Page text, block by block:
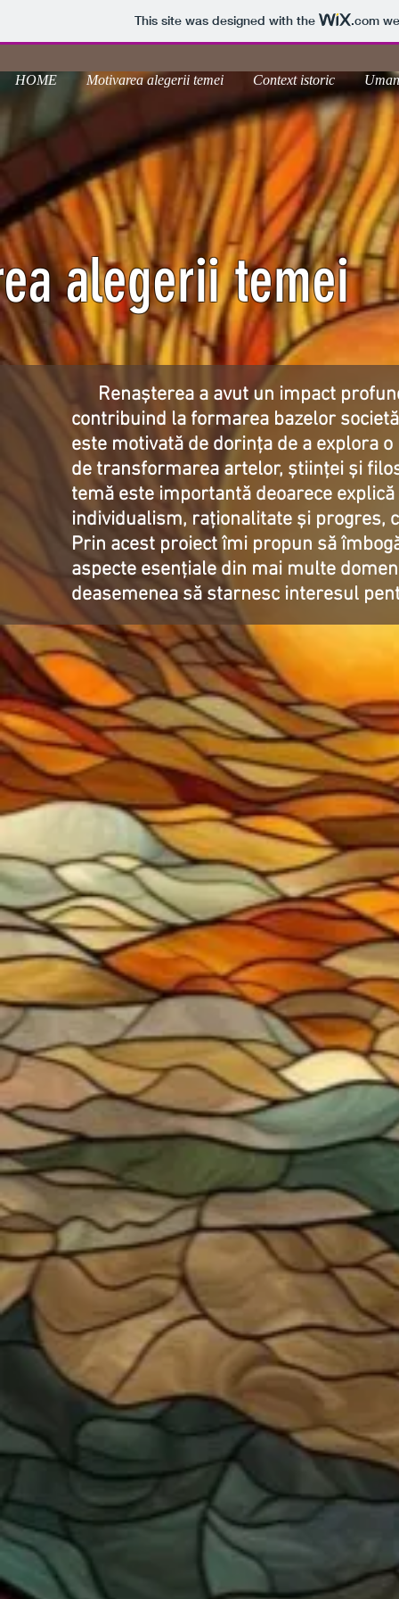
This site was designed with the .com
HOME Motivarea alegerii temei Context istoric
alegerii temei
Renașterea a avut un impact
contribuind la formarea bazelor
este motivată de dorința de a explora
de transformarea artelor, științei și
temă este importantă deoarece
individualism, raționalitate și progres,
Prin acest proiect îmi propun să
aspecte esențiale din mai multe
deasemenea să starnesc interesul